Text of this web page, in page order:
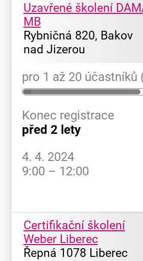
Uzavřené školení
MB
Rybničná 820, Bakov
nad Jizerou
pro 1 až 20 účastníků
Konec registrace
před 2 lety
4. 4. 2024
9:00 – 12:00
Certifikační školení
Weber Liberec
Řepná 1078 Liberec